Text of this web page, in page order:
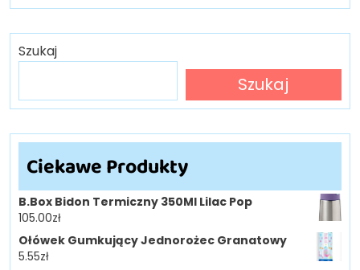
Szukaj
Szukaj
Ciekawe Produkty
B.Box Bidon Termiczny 350Ml Lilac Pop
105.00zł
Ołówek Gumkujący Jednorożec Granatowy
5.55zł